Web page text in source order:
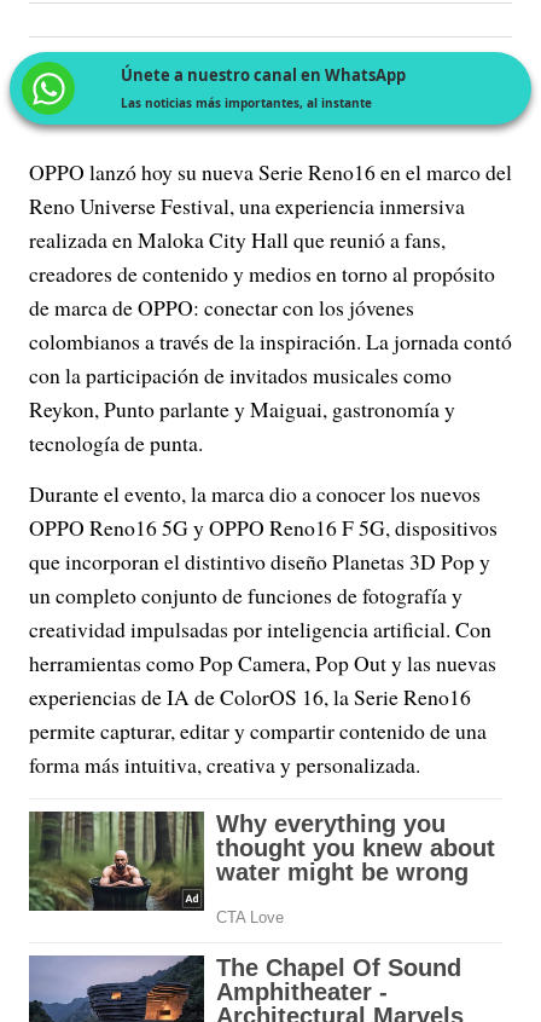
Únete a nuestro canal en WhatsApp
Las noticias más importantes, al instante
OPPO lanzó hoy su nueva Serie Reno16 en el marco del
Reno Universe Festival, una experiencia inmersiva
realizada en Maloka City Hall que reunió a fans,
creadores de contenido y medios en torno al propósito
de marca de OPPO: conectar con los jóvenes
colombianos a través de la inspiración. La jornada contó
con la participación de invitados musicales como
Reykon, Punto parlante y Maiguai, gastronomía y
tecnología de punta.
Durante el evento, la marca dio a conocer los nuevos
OPPO Reno16 5G y OPPO Reno16 F 5G, dispositivos
que incorporan el distintivo diseño Planetas 3D Pop y
un completo conjunto de funciones de fotografía y
creatividad impulsadas por inteligencia artificial. Con
herramientas como Pop Camera, Pop Out y las nuevas
experiencias de IA de ColorOS 16, la Serie Reno16
permite capturar, editar y compartir contenido de una
forma más intuitiva, creativa y personalizada.